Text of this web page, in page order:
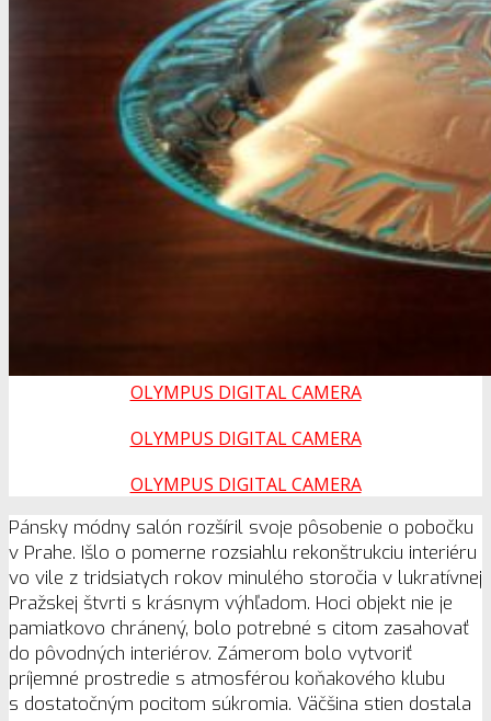
OLYMPUS DIGITAL CAMERA
OLYMPUS DIGITAL CAMERA
OLYMPUS DIGITAL CAMERA
Pánsky módny salón rozšíril svoje pôsobenie o pobočku
v Prahe. Išlo o pomerne rozsiahlu rekonštrukciu interiéru
vo vile z tridsiatych rokov minulého storočia v lukratívnej
Pražskej štvrti s krásnym výhľadom. Hoci objekt nie je
pamiatkovo chránený, bolo potrebné s citom zasahovať
do pôvodných interiérov. Zámerom bolo vytvoriť
príjemné prostredie s atmosférou koňakového klubu
s dostatočným pocitom súkromia. Väčšina stien dostala